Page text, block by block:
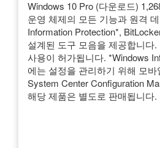
Windows 10 Pro (다운로드)
운영 체제의 모든 기능과 원격
Information Protection*,
설계된 도구 모음을 제공합니다
사용이 허가됩니다. *Windows
에는 설정을 관리하기 위해 모
System Center Configuration
해당 제품은 별도로 판매됩니다.